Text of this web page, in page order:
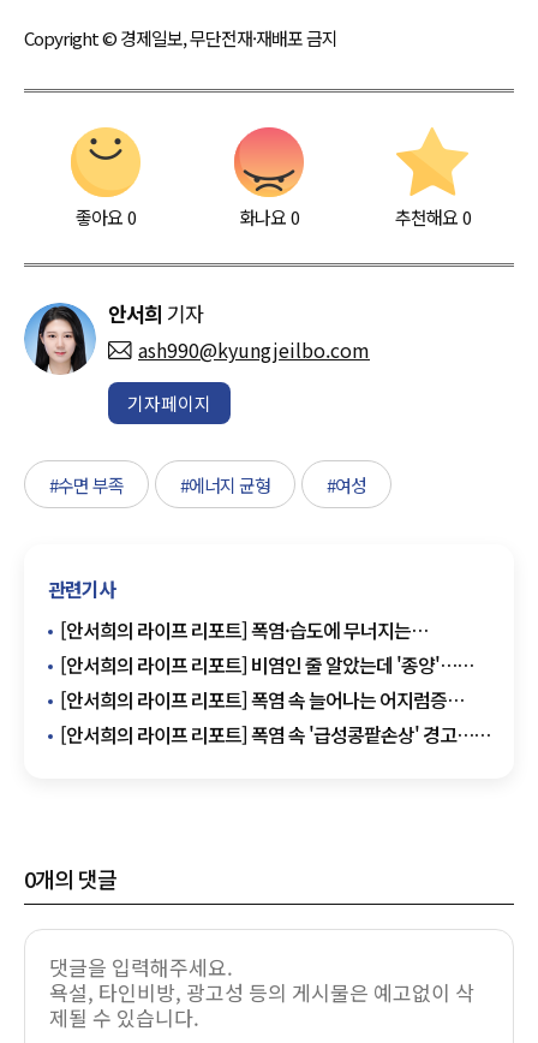
Copyright © 경제일보, 무단전재·재배포 금지
좋아요0 화나요0 추천해요 0
안서희 기자
ash990@kyungjeilbo.com
기자페이지
#수면 부족 #에너지 균형 #여성
관련기사
[안서희의 라이프 리포트] 폭염·습도에 무너지는
피부장벽…여름철 습진 비상
[안서희의 라이프 리포트] 비염인 줄 알았는데 '종양'…
비부비동질환 구별법은?
[안서희의 라이프 리포트] 폭염 속 늘어나는 어지럼증
환자… "단순 피로로 넘기면 위험"
[안서희의 라이프 리포트] 폭염 속 '급성콩팥손상' 경고…
0개의 댓글